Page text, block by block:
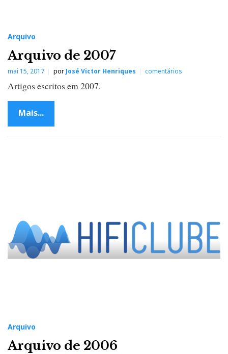
Arquivo
Arquivo de 2007
mai 15, 2017 por José Victor Henriques comentários
Artigos escritos em 2007.
Mais...
Arquivo
Arquivo de 2006